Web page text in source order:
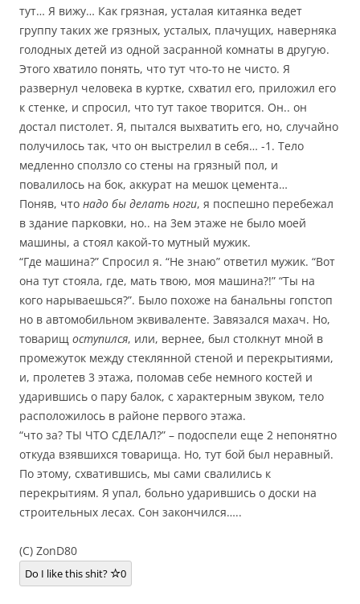
тут… Я вижу… Как грязная, усталая китаянка ведет
группу таких же грязных, усталых, плачущих, наверняка
голодных детей из одной засранной комнаты в другую.
Этого хватило понять, что тут что-то не чисто. Я
развернул человека в куртке, схватил его, приложил его
к стенке, и спросил, что тут такое творится. Он.. он
достал пистолет. Я, пытался выхватить его, но, случайно
получилось так, что он выстрелил в себя… -1. Тело
медленно сползло со стены на грязный пол, и
повалилось на бок, аккурат на мешок цемента…
Поняв, что надо бы делать ноги, я поспешно перебежал
в здание парковки, но.. на 3ем этаже не было моей
машины, а стоял какой-то мутный мужик.
“Где машина?” Спросил я. “Не знаю” ответил мужик. “Вот
она тут стояла, где, мать твою, моя машина?!” “Ты на
кого нарываешься?”. Было похоже на банальны гопстоп
но в автомобильном эквиваленте. Завязался махач. Но,
товарищ оступился, или, вернее, был столкнут мной в
промежуток между стеклянной стеной и перекрытиями,
и, пролетев 3 этажа, поломав себе немного костей и
ударившись о пару балок, с характерным звуком, тело
расположилось в районе первого этажа.
“что за? ТЫ ЧТО СДЕЛАЛ?” – подоспели еще 2 непонятно
откуда взявшихся товарища. Но, тут бой был неравный.
По этому, схватившись, мы сами свалились к
перекрытиям. Я упал, больно ударившись о доски на
строительных лесах. Сон закончился…..
(C) ZonD80
Do I like this shit? 0